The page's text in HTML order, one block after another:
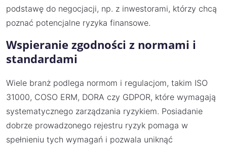
podstawę do negocjacji, np. z inwestorami, którzy chcą
poznać potencjalne ryzyka finansowe.
Wspieranie zgodności z normami i
standardami
Wiele branż podlega normom i regulacjom, takim ISO
31000, COSO ERM, DORA czy GDPOR, które wymagają
systematycznego zarządzania ryzykiem. Posiadanie
dobrze prowadzonego rejestru ryzyk pomaga w
spełnieniu tych wymagań i pozwala uniknąć